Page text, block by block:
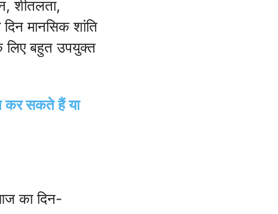
शीतलता,
मानसिक शांति
लिए बहुत उपयुक्त
कर सकते हैं या
का दिन-